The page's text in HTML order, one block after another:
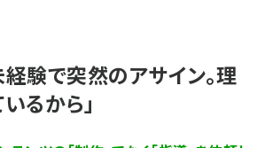
経験で突然のアサイン。理
るから」